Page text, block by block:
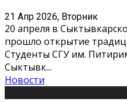
21 Апр 2026, Вторник
20 апреля в
прошло открытие
Студенты СГУ им.
Сыктывк...
Новости